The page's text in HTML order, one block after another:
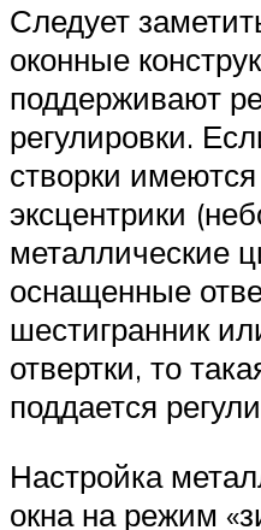
Следует
оконные
поддерживают
регулировки.
створки
эксцентрики
металлические
оснащенные
шестигранник
отвертки, то
поддается
Настройка
окна на режим